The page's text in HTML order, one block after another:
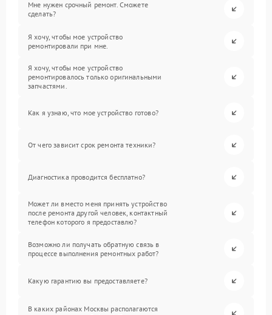
Мне нужен срочный ремонт. Сможете
сделать?
Я хочу, чтобы мое устройство
ремонтировали при мне.
Я хочу, чтобы мое устройство
ремонтировалось только оригинальными
запчастями.
Как я узнаю, что мое устройство готово?
От чего зависит срок ремонта техники?
Диагностика проводится бесплатно?
Может ли вместо меня принять устройство
после ремонта другой человек, контактный
телефон которого я предоставлю?
Возможно ли получать обратную связь в
процессе выполнения ремонтных работ?
Какую гарантию вы предоставляете?
В каких районах Москвы располагаются